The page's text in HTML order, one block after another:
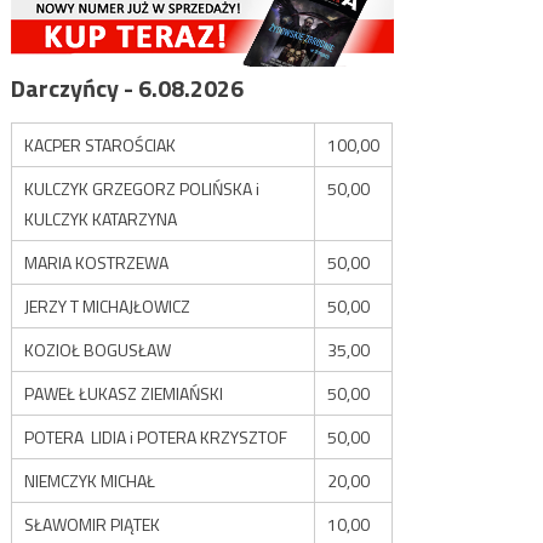
Darczyńcy - 6.08.2026
KACPER STAROŚCIAK
100,00
KULCZYK GRZEGORZ POLIŃSKA i
KULCZYK KATARZYNA
50,00
MARIA KOSTRZEWA
50,00
JERZY T MICHAJŁOWICZ
50,00
KOZIOŁ BOGUSŁAW
35,00
PAWEŁ ŁUKASZ ZIEMIAŃSKI
50,00
POTERA LIDIA i POTERA KRZYSZTOF
50,00
NIEMCZYK MICHAŁ
20,00
SŁAWOMIR PIĄTEK
10,00